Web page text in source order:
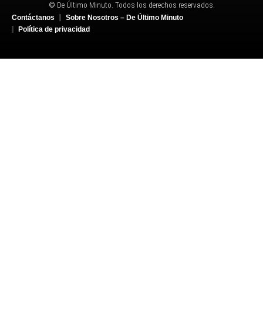
© De Último Minuto. Todos los derechos reservados.
Contáctanos
Sobre Nosotros – De Último Minuto
Política de privacidad